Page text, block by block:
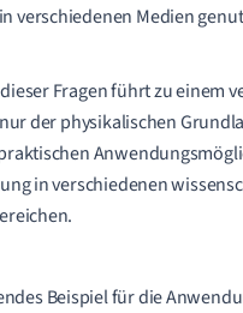
verschiedenen Medien
Fragen führt zu einem
der physikalischen
in verschiedenen
Beispiel für die